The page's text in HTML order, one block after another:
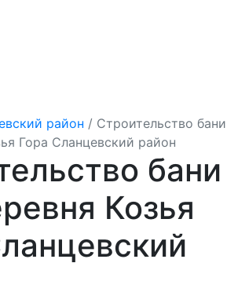
район / Строительство бани
Гора Сланцевский район
бани
Козья